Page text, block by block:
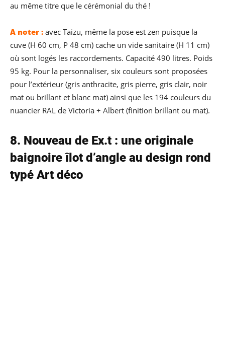
au même titre que le cérémonial du thé !
A noter : avec Taizu, même la pose est zen puisque la
cuve (H 60 cm, P 48 cm) cache un vide sanitaire (H 11 cm)
où sont logés les raccordements. Capacité 490 litres. Poids
95 kg. Pour la personnaliser, six couleurs sont proposées
pour l’extérieur (gris anthracite, gris pierre, gris clair, noir
mat ou brillant et blanc mat) ainsi que les 194 couleurs du
nuancier RAL de Victoria + Albert (finition brillant ou mat).
8. Nouveau de Ex.t : une originale
baignoire îlot d’angle au design rond
typé Art déco